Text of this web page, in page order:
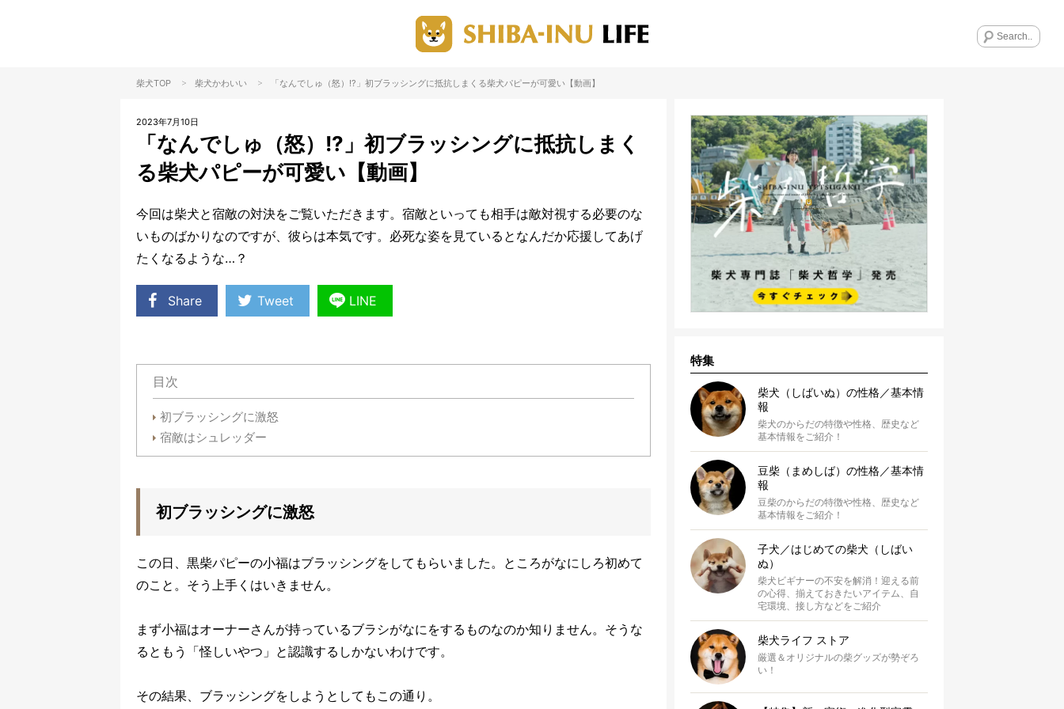
柴犬TOP > 柴犬かわいい > 「なんでしゅ（怒）!?」初ブラッシングに抵抗しまくる柴犬パピーが可愛い【動画】
2023年7月10日
「なんでしゅ（怒）!?」初ブラッシングに抵抗しまく
る柴犬パピーが可愛い【動画】
今回は柴犬と宿敵の対決をご覧いただきます。宿敵といっても相手は敵対視する必要のな
いものばかりなのですが、彼らは本気です。必死な姿を見ているとなんだか応援してあげ
たくなるような…？
Share Tweet LINE
目次
初ブラッシングに激怒
宿敵はシュレッダー
初ブラッシングに激怒
この日、黒柴パピーの小福はブラッシングをしてもらいました。ところがなにしろ初めて
のこと。そう上手くはいきません。
まず小福はオーナーさんが持っているブラシがなにをするものなのか知りません。そうな
るともう「怪しいやつ」と認識するしかないわけです。
その結果、ブラッシングをしようとしてもこの通り。
特集
柴犬（しばいぬ）の性格／基本情
報
柴犬のからだの特徴や性格、歴史など
基本情報をご紹介！
豆柴（まめしば）の性格／基本情
報
豆柴のからだの特徴や性格、歴史など
基本情報をご紹介！
子犬／はじめての柴犬（しばい
ぬ）
柴犬ビギナーの不安を解消！迎える前
の心得、揃えておきたいアイテム、自
宅環境、接し方などをご紹介
柴犬ライフ ストア
厳選＆オリジナルの柴グッズが勢ぞろ
い！